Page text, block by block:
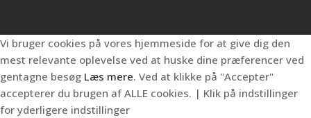
Vi bruger cookies på vores hjemmeside for at give dig den
mest relevante oplevelse ved at huske dine præferencer ved
gentagne besøg Læs mere. Ved at klikke på "Accepter"
accepterer du brugen af ALLE cookies. | Klik på indstillinger
for yderligere indstillinger